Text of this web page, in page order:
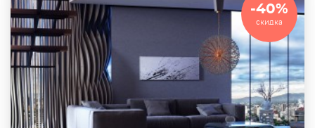
представить будущему заказчику.
-40%
скидка